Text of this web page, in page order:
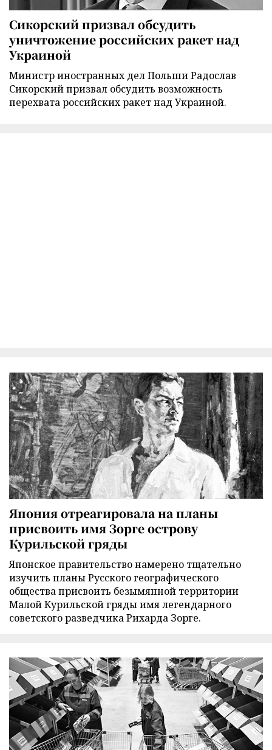
Сикорский призвал обсудить
уничтожение российских ракет над
Украиной
Министр иностранных дел Польши Радослав
Сикорский призвал обсудить возможность
перехвата российских ракет над Украиной.
Япония отреагировала на планы
присвоить имя Зорге острову
Курильской гряды
Японское правительство намерено тщательно
изучить планы Русского географического
общества присвоить безымянной территории
Малой Курильской гряды имя легендарного
советского разведчика Рихарда Зорге.